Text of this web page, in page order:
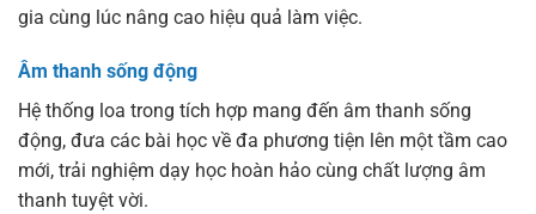
gia cùng lúc nâng cao hiệu quả làm việc.
Âm thanh sống động
Hệ thống loa trong tích hợp mang đến âm thanh sống
động, đưa các bài học về đa phương tiện lên một tầm cao
mới, trải nghiệm dạy học hoàn hảo cùng chất lượng âm
thanh tuyệt vời.